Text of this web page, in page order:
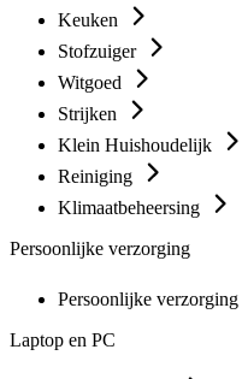
Keuken
Stofzuiger
Witgoed
Strijken
Klein Huishoudelijk
Reiniging
Klimaatbeheersing
Persoonlijke verzorging
Persoonlijke verzorging
Laptop en PC